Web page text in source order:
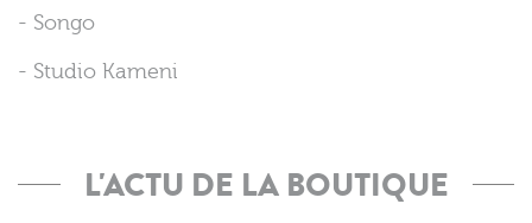
- Songo
- Studio Kameni
L'ACTU DE LA BOUTIQUE